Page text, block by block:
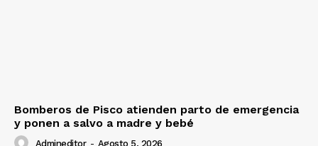
Bomberos de Pisco atienden parto de emergencia
y ponen a salvo a madre y bebé
Admineditor - Agosto 5, 2026